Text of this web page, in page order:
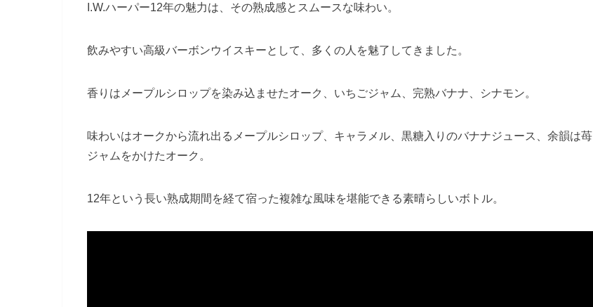
I.W.ハーパー12年の魅力は、その熟成感とスムースな味わい。
飲みやすい高級バーボンウイスキーとして、多くの人を魅了してきました。
香りはメープルシロップを染み込ませたオーク、いちごジャム、完熟バナナ、シナモン。
味わいはオークから流れ出るメープルシロップ、キャラメル、黒糖入りのバナナジュース、余韻は苺
ジャムをかけたオーク。
12年という長い熟成期間を経て宿った複雑な風味を堪能できる素晴らしいボトル。